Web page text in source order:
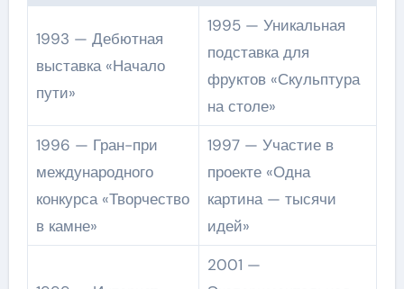
1993 — Дебютная
выставка «Начало
пути»
1995 — Уникальная
подставка для
фруктов «Скульптура
на столе»
1996 — Гран-при
международного
конкурса «Творчество
в камне»
1997 — Участие в
проекте «Одна
картина — тысячи
идей»
2001 —